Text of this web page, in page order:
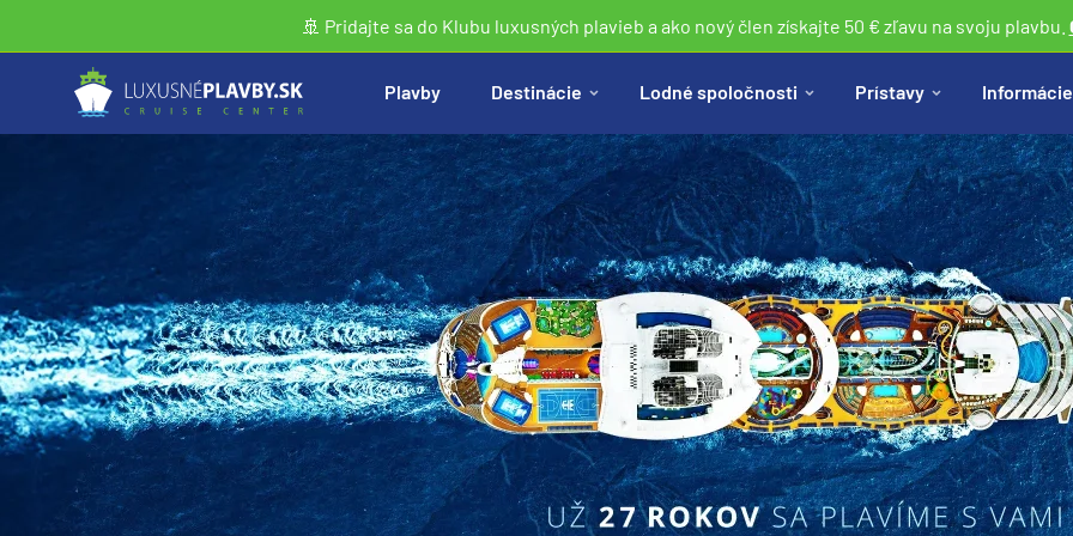
🚢 Pridajte sa do Klubu luxusných plavieb a ako nový člen získajte 50 € zľavu na svoju plavbu.
Plavby Destinácie Lodné spoločnosti Prístavy Informácie
Vyhľadať